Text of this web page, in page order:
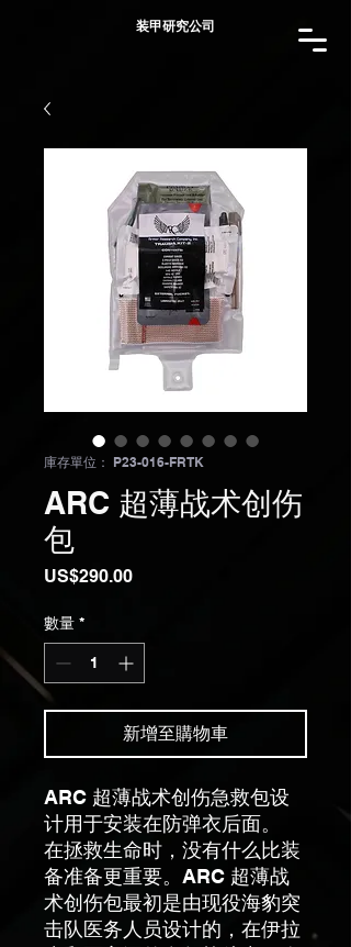
装甲研究公司
庫存單位： P23-016-FRTK
ARC 超薄战术创伤
包
US$290.00價
數量 *
新增至購物車
ARC 超薄战术创伤急救包设
计用于安装在防弹衣后面。
在拯救生命时，没有什么比装
备准备更重要。ARC 超薄战
术创伤包最初是由现役海豹突
击队医务人员设计的，在伊拉